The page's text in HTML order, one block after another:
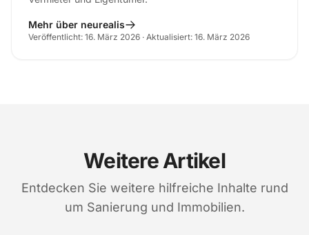
Mehr über neurealis
Veröffentlicht: 16. März 2026 · Aktualisiert: 16. März 2026
Weitere Artikel
Entdecken Sie weitere hilfreiche Inhalte rund
um Sanierung und Immobilien.